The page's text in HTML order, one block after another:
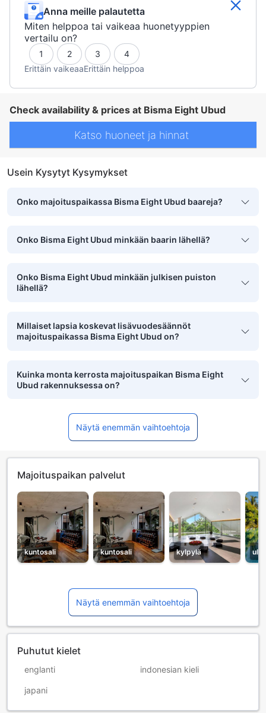
Anna meille palautetta
Miten helppoa tai vaikeaa huonetyyppien
vertailu on?
1 2 3
4
Erittäin vaikeaaErittäin helppoa
Check availability & prices at Bisma Eight Ubud
Katso huoneet ja hinnat
Usein Kysytyt Kysymykset
Onko majoituspaikassa Bisma Eight Ubud baareja?
Onko Bisma Eight Ubud minkään baarin lähellä?
Onko Bisma Eight Ubud minkään julkisen puiston
lähellä?
Millaiset lapsia koskevat lisävuodesäännöt
majoituspaikassa Bisma Eight Ubud on?
Kuinka monta kerrosta majoituspaikan Bisma Eight
Ubud rakennuksessa on?
Näytä enemmän vaihtoehtoja
Majoituspaikan palvelut
kuntosali kuntosali kylpylä
Näytä enemmän vaihtoehtoja
Puhutut kielet
englanti indonesian kieli
japani